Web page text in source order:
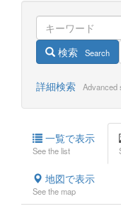
検索 Search
詳細検索 Advanced
一覧で表示
See the list
地図で表示
See the map